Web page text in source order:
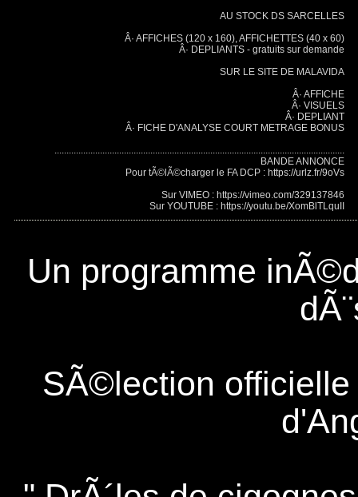
AU STOCK DS SARCELLES
Â· AFFICHES (120 x 160), AFFICHETTES (40 x 60)
Â· DEPLIANTS - gratuits sur demande
SUR LE SITE DE MALAVIDA
Â· AFFICHE
Â· VISUELS
Â· DEPLIANT
Â· FICHE D'ANALYSE COURT METRAGE BONUS
.........................................................................................................................
BANDE ANNONCE
Pour tÃ©lÃ©charger le FA DCP : https://urlz.fr/9oVs
Sur VIMEO : https://vimeo.com/329137846
Sur YOUTUBE : https://youtu.be/XomBlTLquII
Un programme
SÃ©lection